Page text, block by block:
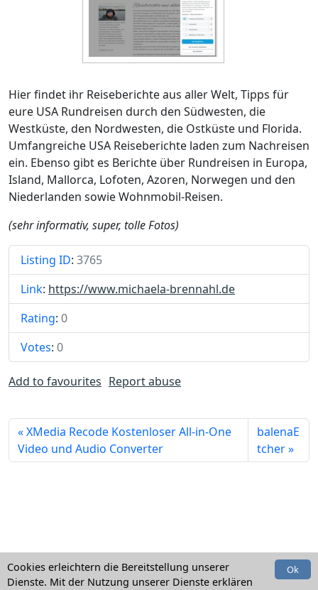
Ok
Cookies erleichtern die Bereitstellung unserer
Dienste. Mit der Nutzung unserer Dienste erklären
Hier findet ihr Reiseberichte aus aller Welt, Tipps für
eure USA Rundreisen durch den Südwesten, die
Westküste, den Nordwesten, die Ostküste und Florida.
Umfangreiche USA Reiseberichte laden zum Nachreisen
ein. Ebenso gibt es Berichte über Rundreisen in Europa,
Island, Mallorca, Lofoten, Azoren, Norwegen und den
Niederlanden sowie Wohnmobil-Reisen.
(sehr informativ, super, tolle Fotos)
Listing ID: 3765
Link: https://www.michaela-brennahl.de
Rating: 0
Votes: 0
Add to favourites Report abuse
XMedia Recode Kostenloser All-in-One
Video und Audio Converter
balenaE
tcher